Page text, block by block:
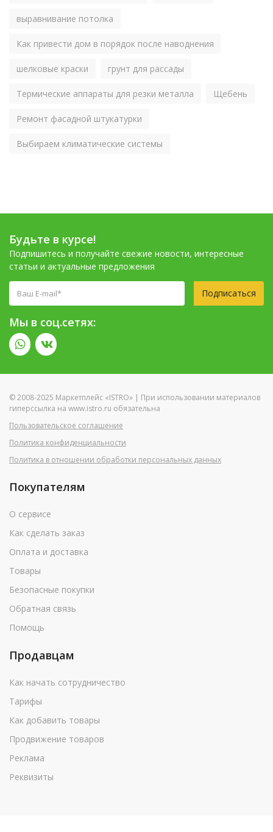
выравнивание потолка
Как привести дом в порядок после наводнения
шелковые краски грунт для рассады
Термические аппараты для резки металла Щебень
Ремонт фасадной штукатурки
Выбираем климатические системы
Будьте в курсе!
Подпишитесь и получайте свежие новости, интересные
статьи и актуальные предложения
Подписаться
Мы в соц.сетях:
© 2008-2025 Маркетплейс «ISTRO» | При использовании материалов
гиперссылка на www.istro.ru обязательна
Пользовательское соглашение
Политика конфиденциальности
Политика в отношении обработки персональных данных
Покупателям
О сервисе
Как сделать заказ
Оплата и доставка
Товары
Безопасные покупки
Обратная связь
Помощь
Продавцам
Как начать сотрудничество
Тарифы
Как добавить товары
Продвижение товаров
Реклама
Реквизиты